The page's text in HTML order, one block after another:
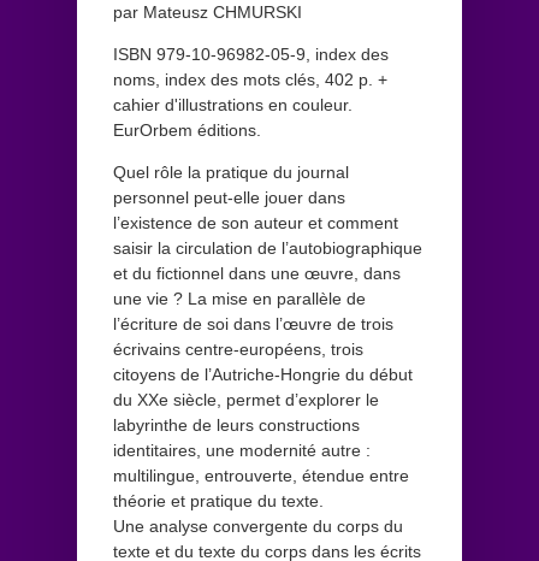
par Mateusz CHMURSKI
ISBN 979-10-96982-05-9, index des
noms, index des mots clés, 402 p. +
cahier d'illustrations en couleur.
EurOrbem éditions.
Quel rôle la pratique du journal
personnel peut-elle jouer dans
l’existence de son auteur et comment
saisir la circulation de l’au­tobiographique
et du fictionnel dans une œuvre, dans
une vie ? La mise en parallèle de
l’écriture de soi dans l’œuvre de trois
écrivains centre-européens, trois
citoyens de l’Autriche-Hongrie du début
du XXe siècle, permet d’explorer le
labyrinthe de leurs constructions
identitaires, une modernité autre :
multilingue, entrouverte, étendue entre
théorie et pratique du texte.
Une analyse convergente du corps du
texte et du texte du corps dans les écrits